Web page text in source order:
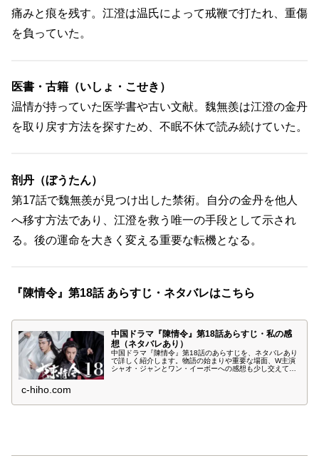
痛みと痕を残す。江澄は温氏によって戒鞭で打たれ、重傷
を負っていた。
医書・古籍（いしょ・こせき）
温情が持っていた医学書や古い文献。魏無羨は江澄の金丹
を取り戻す方法を探すため、不眠不休で読み続けていた。
剖丹（ぼうたん）
第17話で魏無羨が見つけ出した禁術。自分の金丹を他人
へ移す方法であり、江澄を救う唯一の手段として示され
る。後の運命を大きく変える重要な転機となる。
『陳情令』第18話 あらすじ・ネタバレはこちら
中国ドラマ『陳情令』第18話あらすじ・私の感
想（ネタバレあり）
中国ドラマ『陳情令』第18話のあらすじを、ネタバレあり
で詳しく紹介します。物語の始まりや重要な場面、W主演
シャオ・ジャンとワン・イーボーへの感想も少し交えてま
c-hiho.com